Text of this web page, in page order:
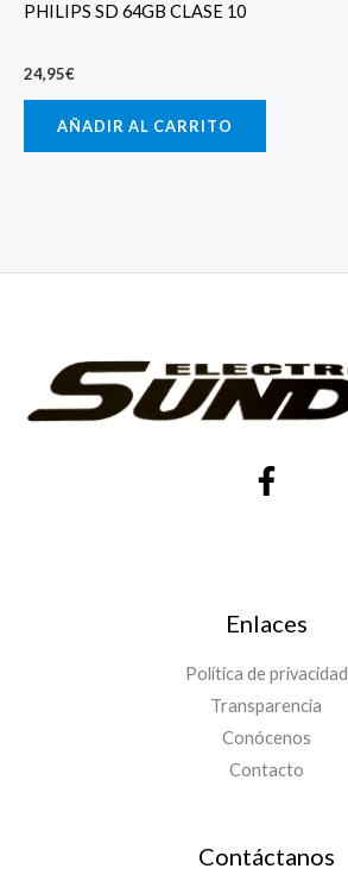
PHILIPS SD 64GB CLASE 10
24,95€
AÑADIR AL CARRITO
Enlaces
Política de privacidad
Transparencia
Conócenos
Contacto
Contáctanos